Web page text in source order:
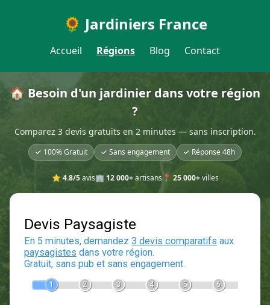
🌻 Jardiniers France
Accueil Régions Blog Contact
🏠 Besoin d'un jardinier dans votre région
?
Comparez 3 devis gratuits en 2 minutes — sans inscription.
✓ 100% Gratuit ✓ Sans engagement ✓ Réponse 48h
⭐ 4.8/5avis🏢 12 000+artisans📍 25 000+villes
Devis Paysagiste
En 5 minutes, demandez3 devis comparatifs